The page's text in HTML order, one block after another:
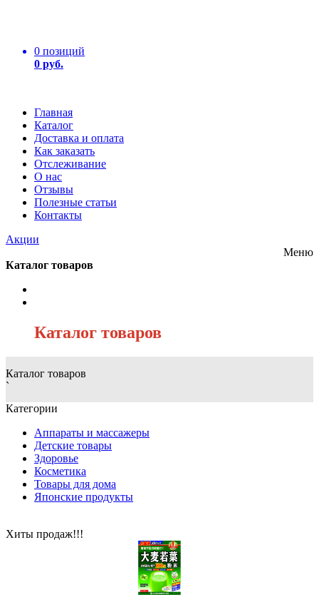
0 позиций
0 руб.
Главная
Каталог
Доставка и оплата
Как заказать
Отслеживание
О нас
Отзывы
Полезные статьи
Контакты
Акции
Меню
Каталог товаров
Каталог товаров
Каталог товаров
`
Категории
Аппараты и массажеры
Детские товары
Здоровье
Косметика
Товары для дома
Японские продукты
Хиты продаж!!!